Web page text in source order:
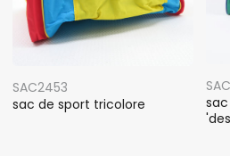
SAC2453
sac de sport tricolore